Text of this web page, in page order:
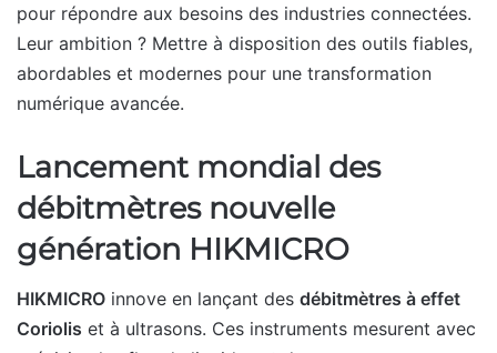
pour répondre aux besoins des industries connectées.
Leur ambition ? Mettre à disposition des outils fiables,
abordables et modernes pour une transformation
numérique avancée.
Lancement mondial des
débitmètres nouvelle
génération HIKMICRO
HIKMICRO innove en lançant des débitmètres à effet
Coriolis et à ultrasons. Ces instruments mesurent avec